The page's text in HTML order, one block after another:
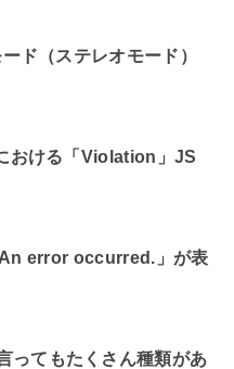
ド（ステレオモード）
おける「Violation」JS
error occurred.」が表
ってもたくさん種類があ